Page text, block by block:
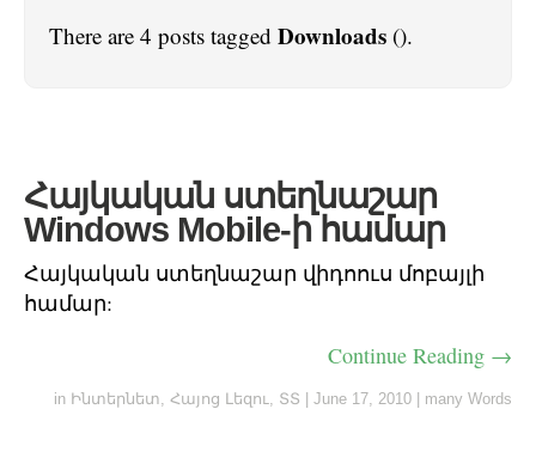
There are 4 posts tagged Downloads ().
Հայկական ստեղնաշար
Windows Mobilе-ի համար
Հայկական ստեղնաշար վիդոուս մոբայլի
համար:
Continue Reading →
in Ինտերնետ, Հայոց Լեզու, ՏՏ June 17, 2010 many Words